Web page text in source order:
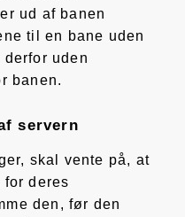
ud af banen
til en bane uden
uden
banen.
servern
skal vente på, at
for deres
den, før den